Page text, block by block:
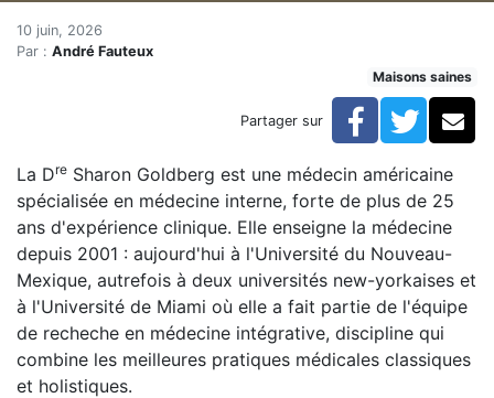
Accueil
Articles
Hypersensibilités environnementales
Onze moyens scientifiquement prouvées de
Onze moyens
10 juin, 2026
Par : André Fauteux
Maisons saines
Partager sur Facebook
La Dre Sharon Goldberg est une médecin américaine
spécialisée en médecine interne, forte de plus de 25
ans d'expérience clinique. Elle enseigne la médecine
depuis 2001 : aujourd'hui à l'Université du Nouveau-
Mexique, autrefois à deux universités new-yorkaises et
à l'Université de Miami où elle a fait partie de l'équipe
de recheche en médecine intégrative, discipline qui
combine les meilleures pratiques médicales classiques
et holistiques.